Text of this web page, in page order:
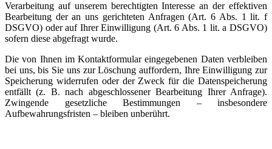
Verarbeitung auf unserem berechtigten Interesse an der effektiven
Bearbeitung der an uns gerichteten Anfragen (Art. 6 Abs. 1 lit. f
DSGVO) oder auf Ihrer Einwilligung (Art. 6 Abs. 1 lit. a DSGVO)
sofern diese abgefragt wurde.
Die von Ihnen im Kontaktformular eingegebenen Daten verbleiben
bei uns, bis Sie uns zur Löschung auffordern, Ihre Einwilligung zur
Speicherung widerrufen oder der Zweck für die Datenspeicherung
entfällt (z. B. nach abgeschlossener Bearbeitung Ihrer Anfrage).
Zwingende gesetzliche Bestimmungen – insbesondere
Aufbewahrungsfristen – bleiben unberührt.